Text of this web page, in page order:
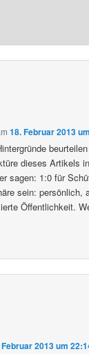
18. Februar 2013
dieses Artikels
sagen: 1:0 für
sein: persönlich,
Öffentlichkeit.
2013 um